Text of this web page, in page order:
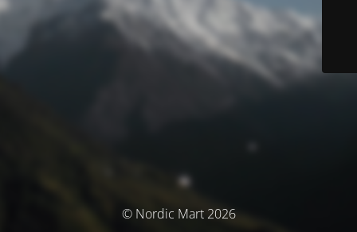
© Nordic Mart 2026